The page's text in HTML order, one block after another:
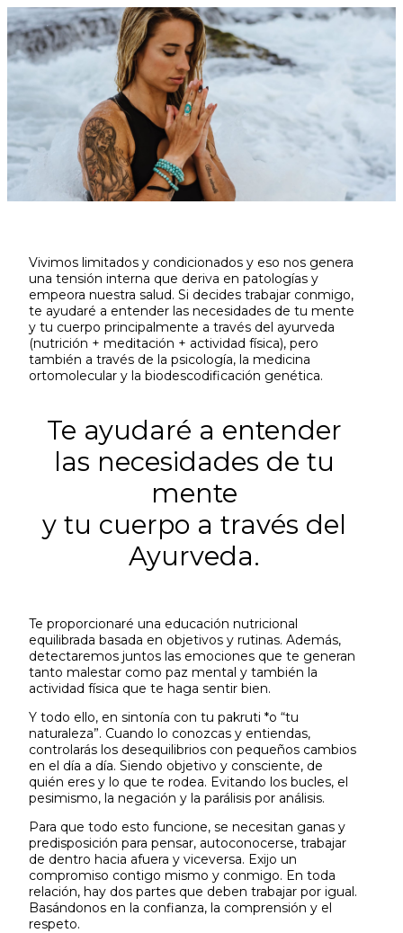
Skip
to
content
Vivimos limitados y condicionados y eso nos genera
una tensión interna que deriva en patologías y
empeora nuestra salud. Si decides trabajar conmigo,
te ayudaré a entender las necesidades de tu mente
y tu cuerpo principalmente a través del ayurveda
(nutrición + meditación + actividad física), pero
también a través de la psicología, la medicina
ortomolecular y la biodescodificación genética.
Te ayudaré a entender
las necesidades de tu
mente
y tu cuerpo a través del
Ayurveda.
Te proporcionaré una educación nutricional
equilibrada basada en objetivos y rutinas. Además,
detectaremos juntos las emociones que te generan
tanto malestar como paz mental y también la
actividad física que te haga sentir bien.
Y todo ello, en sintonía con tu pakruti *o “tu
naturaleza”. Cuando lo conozcas y entiendas,
controlarás los desequilibrios con pequeños cambios
en el día a día. Siendo objetivo y consciente, de
quién eres y lo que te rodea. Evitando los bucles, el
pesimismo, la negación y la parálisis por análisis.
Para que todo esto funcione, se necesitan ganas y
predisposición para pensar, autoconocerse, trabajar
de dentro hacia afuera y viceversa. Exijo un
compromiso contigo mismo y conmigo. En toda
relación, hay dos partes que deben trabajar por igual.
Basándonos en la confianza, la comprensión y el
respeto.